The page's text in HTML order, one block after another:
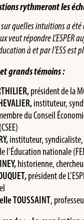
rythmeront les
quelles intuitions a été
veut répondre L’ESPER
à et par l’ESS est
grands témoins :
président de la
instituteur,
du Conseil
instituteur,
l’Éducation nationale
historienne,
président de
TOUSSAINT,